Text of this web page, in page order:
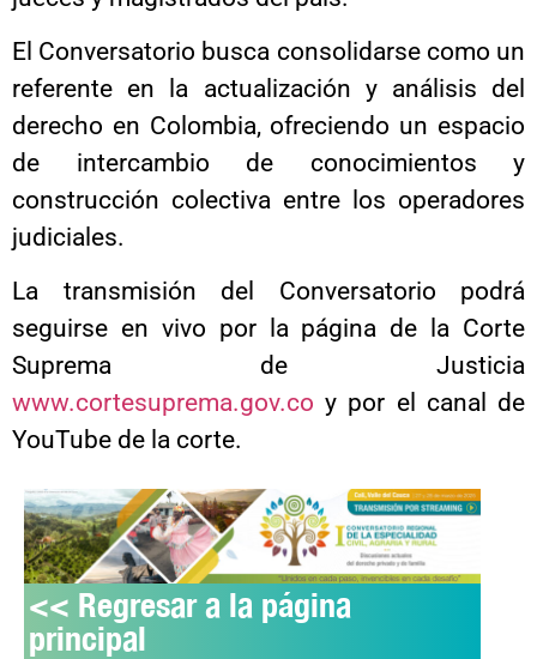
El Conversatorio busca consolidarse como un
referente en la actualización y análisis del
derecho en Colombia, ofreciendo un espacio
de intercambio de conocimientos y
construcción colectiva entre los operadores
judiciales.
La transmisión del Conversatorio podrá
seguirse en vivo por la página de la Corte
Suprema de Justicia
www.cortesuprema.gov.co y por el canal de
YouTube de la corte.